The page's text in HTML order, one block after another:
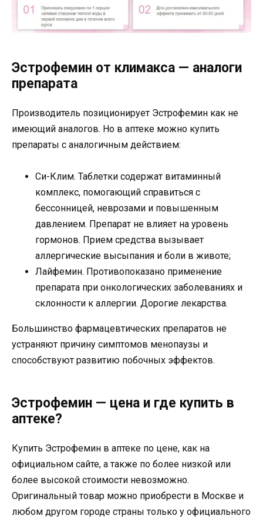
Эстрофемин от климакса — аналоги
препарата
Производитель позиционирует Эстрофемин как не
имеющий аналогов. Но в аптеке можно купить
препараты с аналогичным действием:
Си-Клим. Таблетки содержат витаминный
комплекс, помогающий справиться с
бессонницей, неврозами и повышенным
давлением. Препарат не влияет на уровень
гормонов. Прием средства вызывает
аллергические высыпания и боли в животе;
Лайфемин. Противопоказано применение
препарата при онкологических заболеваниях и
склонности к аллергии. Дорогие лекарства.
Большинство фармацевтических препаратов не
устраняют причину симптомов менопаузы и
способствуют развитию побочных эффектов.
Эстрофемин — цена и где купить в
аптеке?
Купить Эстрофемин в аптеке по цене, как на
официальном сайте, а также по более низкой или
более высокой стоимости невозможно.
Оригинальный товар можно приобрести в Москве и
любом другом городе страны только у официального